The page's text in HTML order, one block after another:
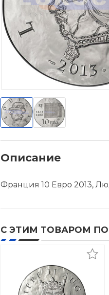
Описание
Франция 10 Евро 2013,
С ЭТИМ ТОВАРОМ